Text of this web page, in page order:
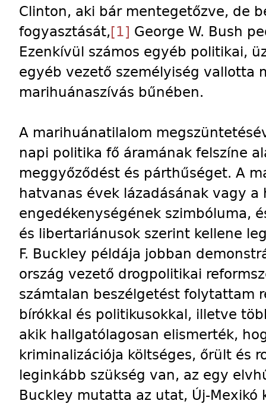
Clinton, aki bár mentegetőzve, de
fogyasztását,[1] George W. Bush
Ezenkívül számos egyéb politikai,
egyéb vezető személyiség vallotta
marihuánaszívás bűnében.
A marihuánatilalom
napi politika fő áramának felszíne
meggyőződést és párthűséget. A
hatvanas évek lázadásának vagy a
engedékenységének szimbóluma,
és libertariánusok szerint kellene
F. Buckley példája jobban
ország vezető drogpolitikai
számtalan beszélgetést folytattam
bírókkal és politikusokkal, illetve
akik hallgatólagosan elismerték,
kriminalizációja költséges, őrült és
leginkább szükség van, az egy
Buckley mutatta az utat, Új-Mexikó